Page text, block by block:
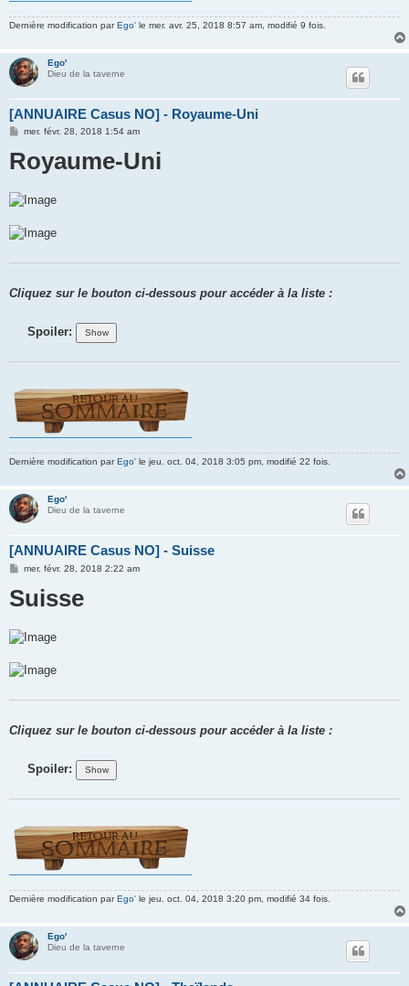
Dernière modification parEgo' le mer. avr. 25, 2018 8:57 am, modifié 9 fois.
Ego'
Dieu de la taverne
[ANNUAIRE Casus NO] - Royaume-Uni
M
s
s
e
mer. févr. 28, 2018 1:54 am
Royaume-Uni
Cliquez sur le bouton ci-dessous pour accéder à la liste :
Spoiler:
Dernière modification par Ego' le jeu. oct. 04, 2018 3:05 pm, modifié 22 fois.
Ego'
Dieu de la taverne
[ANNUAIRE Casus NO] - Suisse
M
s
s
e
mer. févr. 28, 2018 2:22 am
Suisse
Cliquez sur le bouton ci-dessous pour accéder à la liste :
Spoiler:
Dernière modification parEgo' le jeu. oct. 04, 2018 3:20 pm, modifié 34 fois.
Ego'
Dieu de la taverne